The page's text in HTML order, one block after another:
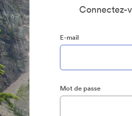
Connectez-
E-mail
Mot de passe